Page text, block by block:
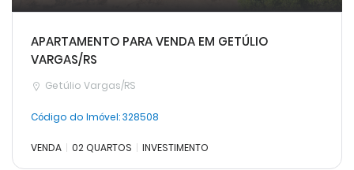
APARTAMENTO PARA VENDA EM GETÚLIO
VARGAS/RS
Getúlio Vargas/RS
Código do Imóvel:328508
VENDA 02 QUARTOS INVESTIMENTO